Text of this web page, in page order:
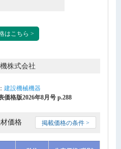
はこちら >
株式会社
： 建設機械機器
価格版2026年8月号 p.288
価格 掲載価格の条件 >